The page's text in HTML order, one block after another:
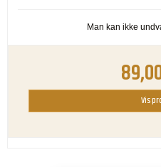
Man kan ikke
Vis